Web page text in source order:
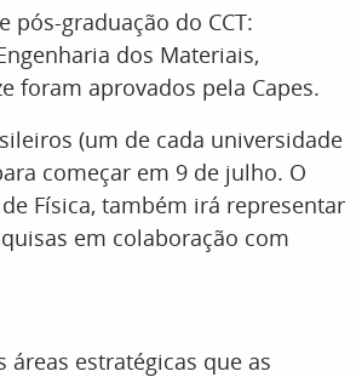
pós-graduação do CCT:
dos Materiais,
foram aprovados pela Capes.
(um de cada universidade
começar em 9 de julho. O
Física, também irá representar
em colaboração com
áreas estratégicas que as